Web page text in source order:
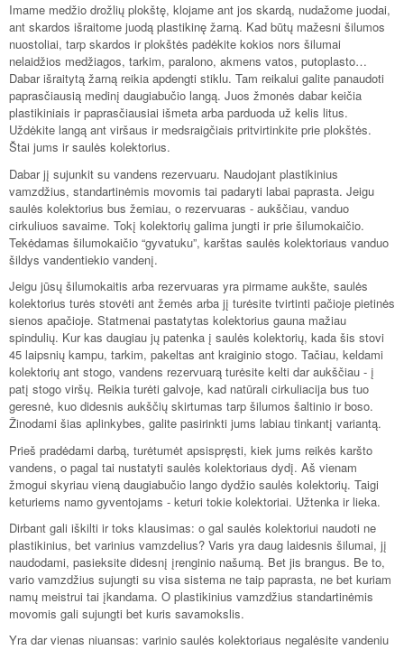
Imame medžio drožlių plokštę, klojame ant jos skardą, nudažome juodai,
ant skardos išraitome juodą plastikinę žarną. Kad būtų mažesni šilumos
nuostoliai, tarp skardos ir plokštės padėkite kokios nors šilumai
nelaidžios medžiagos, tarkim, paralono, akmens vatos, putoplasto…
Dabar išraitytą žarną reikia apdengti stiklu. Tam reikalui galite panaudoti
paprasčiausią medinį daugiabučio langą. Juos žmonės dabar keičia
plastikiniais ir paprasčiausiai išmeta arba parduoda už kelis litus.
Uždėkite langą ant viršaus ir medsraigčiais pritvirtinkite prie plokštės.
Štai jums ir saulės kolektorius.
Dabar jį sujunkit su vandens rezervuaru. Naudojant plastikinius
vamzdžius, standartinėmis movomis tai padaryti labai paprasta. Jeigu
saulės kolektorius bus žemiau, o rezervuaras - aukščiau, vanduo
cirkuliuos savaime. Tokį kolektorių galima jungti ir prie šilumokaičio.
Tekėdamas šilumokaičio “gyvatuku”, karštas saulės kolektoriaus vanduo
šildys vandentiekio vandenį.
Jeigu jūsų šilumokaitis arba rezervuaras yra pirmame aukšte, saulės
kolektorius turės stovėti ant žemės arba jį turėsite tvirtinti pačioje pietinės
sienos apačioje. Statmenai pastatytas kolektorius gauna mažiau
spindulių. Kur kas daugiau jų patenka į saulės kolektorių, kada šis stovi
45 laipsnių kampu, tarkim, pakeltas ant kraiginio stogo. Tačiau, keldami
kolektorių ant stogo, vandens rezervuarą turėsite kelti dar aukščiau - į
patį stogo viršų. Reikia turėti galvoje, kad natūrali cirkuliacija bus tuo
geresnė, kuo didesnis aukščių skirtumas tarp šilumos šaltinio ir boso.
Žinodami šias aplinkybes, galite pasirinkti jums labiau tinkantį variantą.
Prieš pradėdami darbą, turėtumėt apsispręsti, kiek jums reikės karšto
vandens, o pagal tai nustatyti saulės kolektoriaus dydį. Aš vienam
žmogui skyriau vieną daugiabučio lango dydžio saulės kolektorių. Taigi
keturiems namo gyventojams - keturi tokie kolektoriai. Užtenka ir lieka.
Dirbant gali iškilti ir toks klausimas: o gal saulės kolektoriui naudoti ne
plastikinius, bet varinius vamzdelius? Varis yra daug laidesnis šilumai, jį
naudodami, pasieksite didesnį įrenginio našumą. Bet jis brangus. Be to,
vario vamzdžius sujungti su visa sistema ne taip paprasta, ne bet kuriam
namų meistrui tai įkandama. O plastikinius vamzdžius standartinėmis
movomis gali sujungti bet kuris savamokslis.
Yra dar vienas niuansas: varinio saulės kolektoriaus negalėsite vandeniu